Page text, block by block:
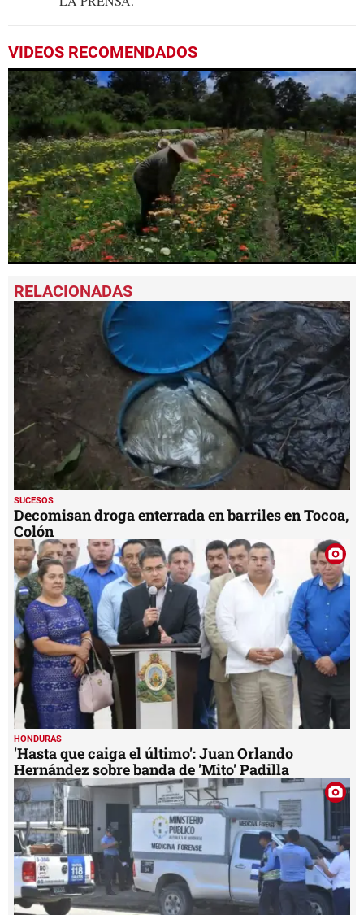
VIDEOS RECOMENDADOS
seconds
of
minutes,
44
seconds
SUCESOS
Decomisan droga enterrada en barriles en Tocoa,
Colón
HONDURAS
'Hasta que caiga el último': Juan Orlando
Hernández sobre banda de 'Mito' Padilla